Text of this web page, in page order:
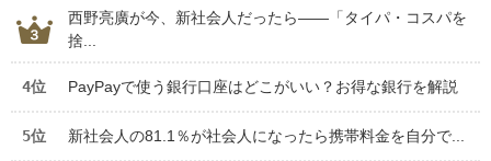
西野亮廣が今、新社会人だったら――「タイパ・コスパを
捨...
4位 PayPayで使う銀行口座はどこがいい？お得な銀行を解説
5位 新社会人の81.1％が社会人になったら携帯料金を自分で...